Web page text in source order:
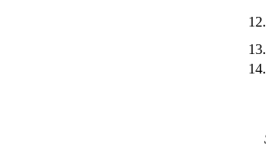
12.
13.
14.